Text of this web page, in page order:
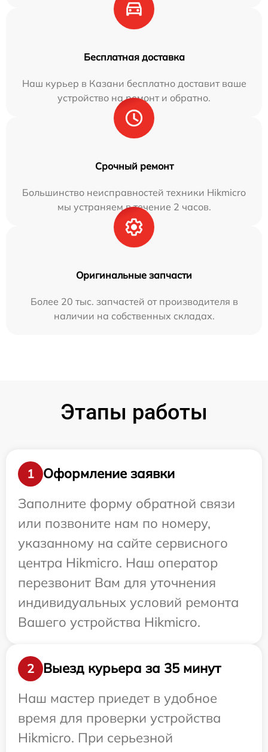
Бесплатная доставка
Наш курьер в Казани бесплатно доставит ваше
устройство на ремонт и обратно.
Срочный ремонт
Большинство неисправностей техники Hikmicro
мы устраняем в течение 2 часов.
Оригинальные запчасти
Более 20 тыс. запчастей от производителя в
наличии на собственных складах.
Этапы работы
1
Оформление заявки
Заполните форму обратной связи
или позвоните нам по номеру,
указанному на сайте сервисного
центра Hikmicro. Наш оператор
перезвонит Вам для уточнения
индивидуальных условий ремонта
Вашего устройства Hikmicro.
2
Выезд курьера за 35 минут
Наш мастер приедет в удобное
время для проверки устройства
Hikmicro. При серьезной